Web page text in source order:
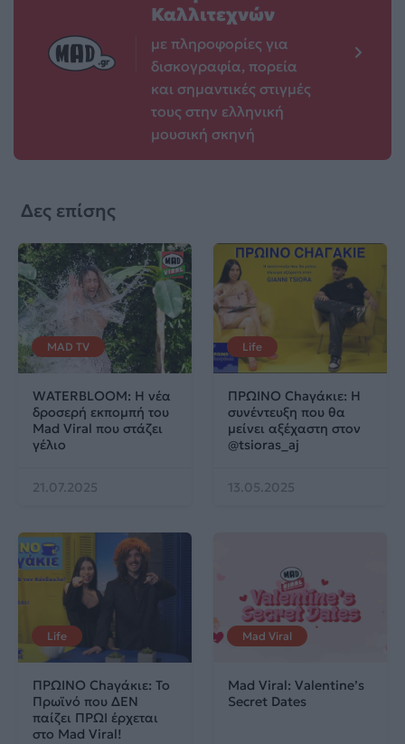
Καλλιτεχνών
με πληροφορίες για
δισκογραφία, πορεία
και σημαντικές στιγμές
τους στην ελληνική
μουσική σκηνή
Δες επίσης
MAD TV
WATERBLOOM: Η νέα
δροσερή εκπομπή του
Mad Viral που στάζει
γέλιο
21.07.2025
Life
ΠΡΩΙΝΟ Chaγάκιε: Η
συνέντευξη που θα
μείνει αξέχαστη στον
@tsioras_aj
13.05.2025
Life
ΠΡΩΙΝΟ Chaγάκιε: Το
Πρωϊνό που ΔΕΝ
παίζει ΠΡΩΙ έρχεται
στο Mad Viral!
Mad Viral
Mad Viral: Valentine’s
Secret Dates